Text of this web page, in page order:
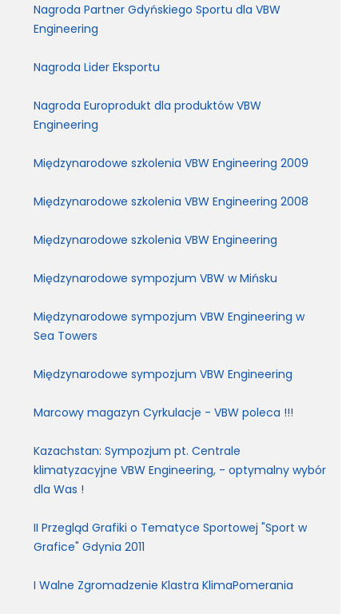
Nagroda Partner Gdyńskiego Sportu dla VBW
Engineering
Nagroda Lider Eksportu
Nagroda Europrodukt dla produktów VBW
Engineering
Międzynarodowe szkolenia VBW Engineering 2009
Międzynarodowe szkolenia VBW Engineering 2008
Międzynarodowe szkolenia VBW Engineering
Międzynarodowe sympozjum VBW w Mińsku
Międzynarodowe sympozjum VBW Engineering w
Sea Towers
Międzynarodowe sympozjum VBW Engineering
Marcowy magazyn Cyrkulacje - VBW poleca !!!
Kazachstan: Sympozjum pt. Centrale
klimatyzacyjne VBW Engineering, - optymalny wybór
dla Was !
II Przegląd Grafiki o Tematyce Sportowej "Sport w
Grafice" Gdynia 2011
I Walne Zgromadzenie Klastra KlimaPomerania